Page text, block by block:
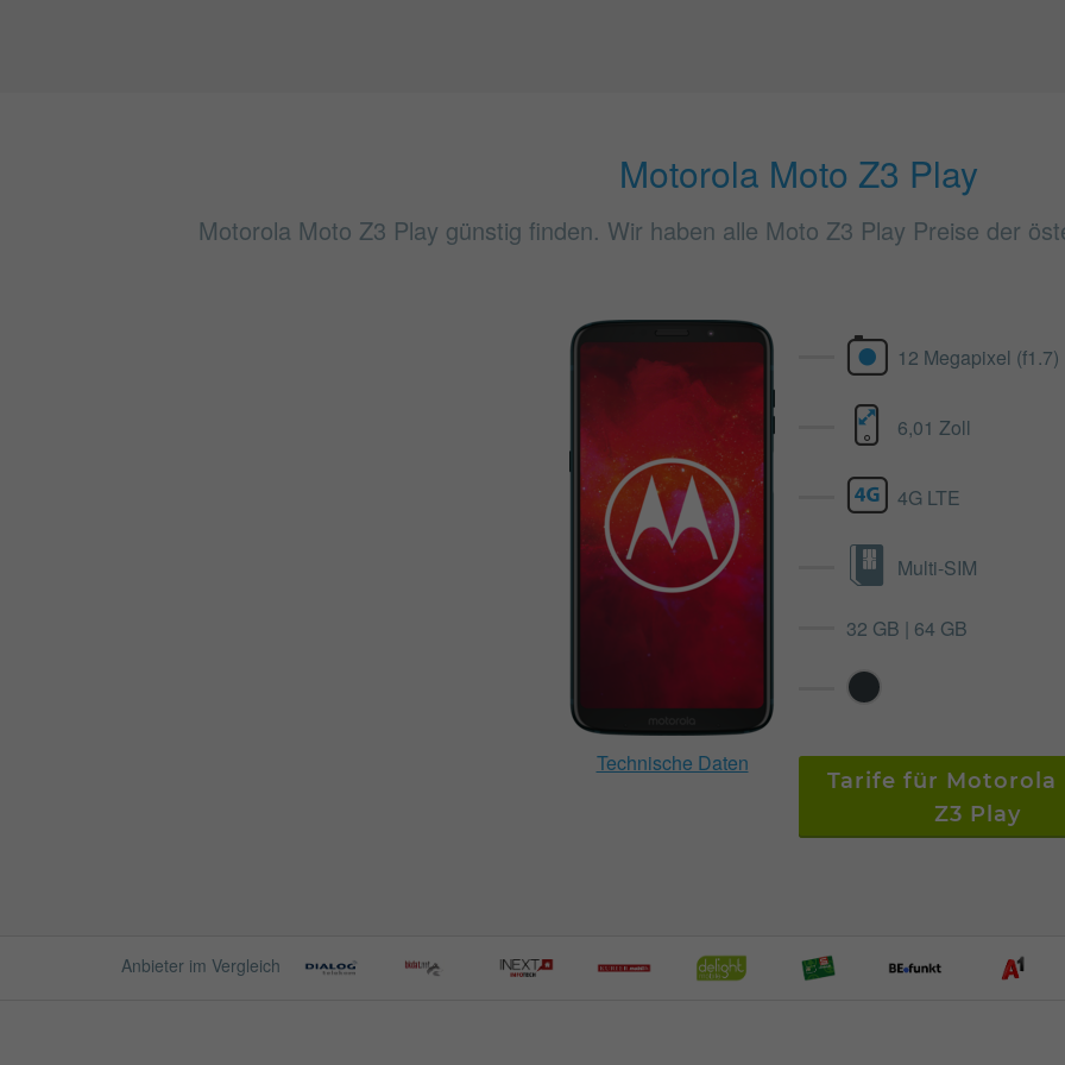
Motorola Moto Z3 Play
Motorola Moto Z3 Play günstig finden. Wir haben alle Moto Z3 Play Preise der
Technische Daten
12 Megapixel (f1.7)
6,01 Zoll
4G LTE
Multi-SIM
32 GB | 64 GB
Tarife für Motorola
Z3 Play
Anbieter im Vergleich